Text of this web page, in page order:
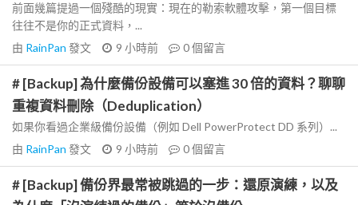
前面幾篇提過一個殘酷的現實：現在的勒索軟體攻擊，第一個目標
往往不是你的正式資料，...
由 RainPan 發文 9 小時前 0個留言
# [Backup] 為什麼備份設備可以塞進 30 倍的資料？聊聊
重複資料刪除（Deduplication）
如果你看過企業級備份設備（例如 Dell PowerProtect DD 系列）...
由 RainPan 發文 9 小時前 0個留言
# [Backup] 備份界最常被跳過的一步：還原演練，以及